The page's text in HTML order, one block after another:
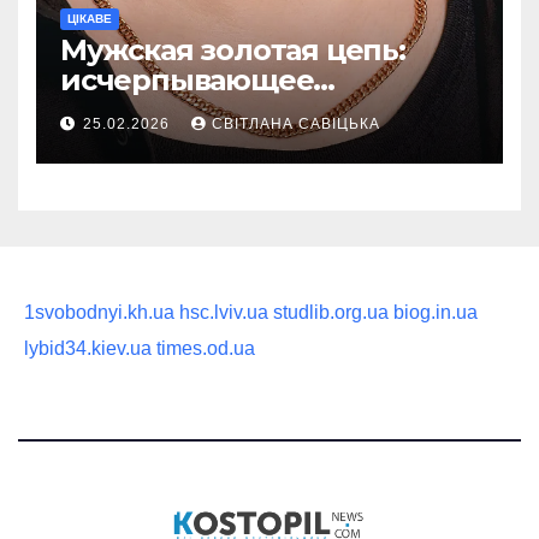
ЦІКАВЕ
Мужская золотая цепь:
исчерпывающее
руководство по выбору
статусного украшения
25.02.2026 СВІТЛАНА САВІЦЬКА
1svobodnyi.kh.ua hsc.lviv.ua studlib.org.ua biog.in.ua
lybid34.kiev.ua times.od.ua